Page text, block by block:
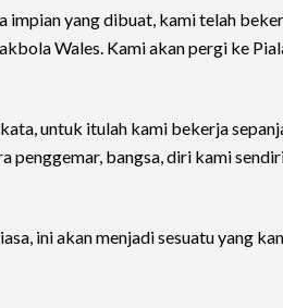
impian yang dibuat, kami telah
Wales. Kami akan pergi ke
untuk itulah kami bekerja
penggemar, bangsa, diri kami
ini akan menjadi sesuatu yang